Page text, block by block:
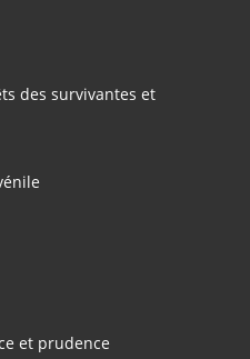
des survivantes et
et prudence